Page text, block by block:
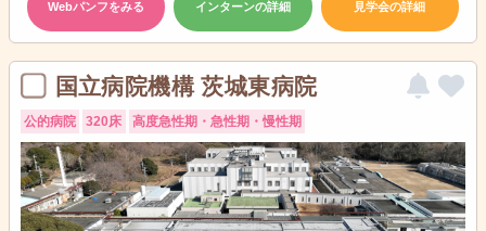
Webパンフをみる インターンの詳細 見学会の詳細
国立病院機構 茨城東病院
公的病院 320床 高度急性期・急性期・慢性期